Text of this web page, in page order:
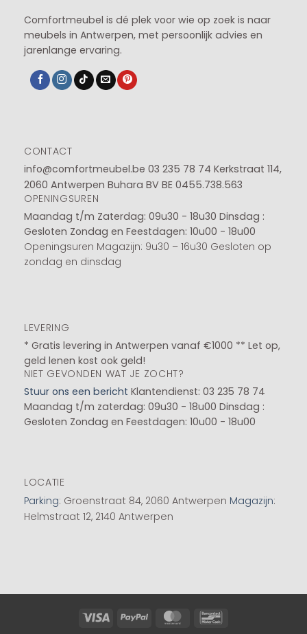
Comfortmeubel is dé plek voor wie op zoek is naar
meubels in Antwerpen, met persoonlijk advies en
jarenlange ervaring.
CONTACT
info@comfortmeubel.be 03 235 78 74 Kerkstraat 114,
2060 Antwerpen Buhara BV BE 0455.738.563
OPENINGSUREN
Maandag t/m Zaterdag: 09u30 - 18u30 Dinsdag :
Gesloten Zondag en Feestdagen: 10u00 - 18u00
Openingsuren Magazijn: 9u30 – 16u30 Gesloten op
zondag en dinsdag
LEVERING
* Gratis levering in Antwerpen vanaf €1000 ** Let op,
geld lenen kost ook geld!
NIET GEVONDEN WAT JE ZOCHT?
Stuur ons een bericht Klantendienst: 03 235 78 74
Maandag t/m zaterdag: 09u30 - 18u00 Dinsdag :
Gesloten Zondag en Feestdagen: 10u00 - 18u00
LOCATIE
Parking: Groenstraat 84, 2060 Antwerpen Magazijn:
Helmstraat 12, 2140 Antwerpen
Visa PayPal MasterCard